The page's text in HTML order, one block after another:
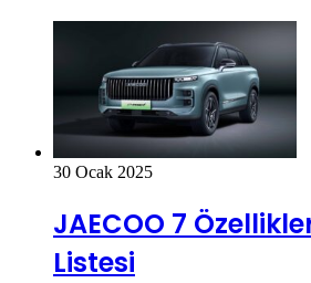
30 Ocak 2025
JAECOO 7
Listesi